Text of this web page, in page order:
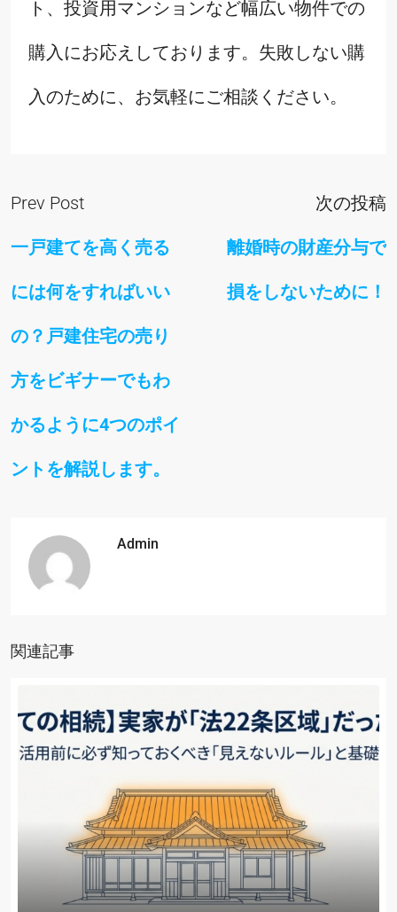
ト、投資用マンションなど幅広い物件での
購入にお応えしております。失敗しない購
入のために、お気軽にご相談ください。
Prev Post
一戸建てを高く売る
には何をすればいい
の？戸建住宅の売り
方をビギナーでもわ
かるように4つのポイ
ントを解説します。
次の投稿
離婚時の財産分与で
損をしないために！
Admin
関連記事